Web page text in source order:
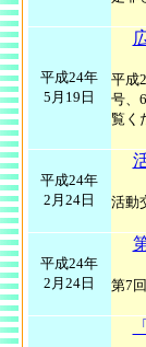
平成24年
5月19日
平成
号、
覧く
平成24年
2月24日
活動
平成24年
2月24日
第7